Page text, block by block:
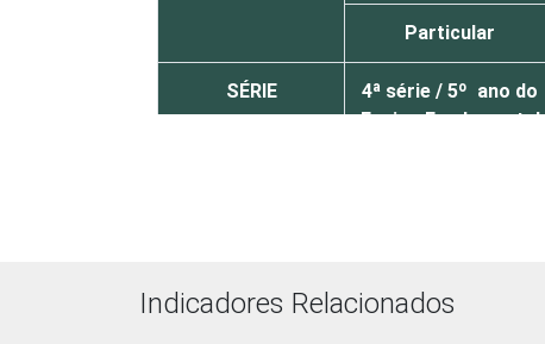
Particular
SÉRIE
4ª série / 5º ano do
Ensino Fundamental
Médio
Indicadores Relacionados